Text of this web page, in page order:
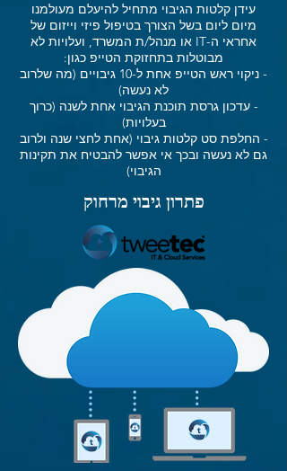
עידן קלטות הגיבוי מתחיל להיעלם מעולמנו
מיום ליום בשל הצורך בטיפול פיזי וייזום של
אחראי ה-IT או מנהל/ת המשרד, ועלויות לא
מבוטלות בתחזוקת הטייפ כגון:
- ניקוי ראש הטייפ אחת ל-10 גיבויים (מה שלרוב
לא נעשה)
- עדכון גרסת תוכנת הגיבוי אחת לשנה (כרוך
בעלויות)
- החלפת סט קלטות גיבוי (אחת לחצי שנה ולרוב
גם לא נעשה ובכך אי אפשר להבטיח את תקינות
הגיבוי)
פתרון גיבוי מרחוק